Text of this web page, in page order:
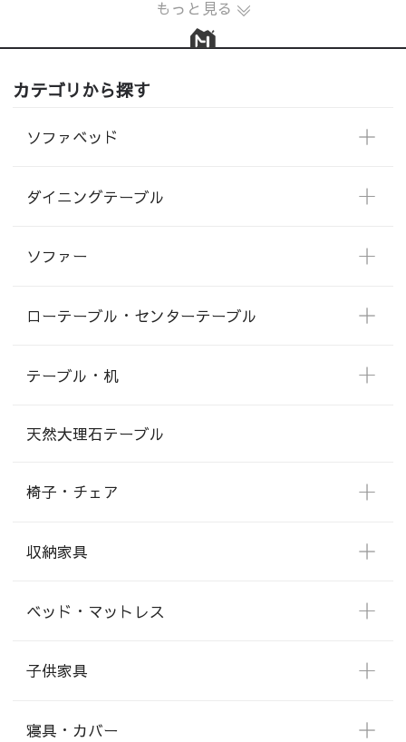
もっと見る
カテゴリから探す
ソファベッド
ダイニングテーブル
ソファー
ローテーブル・センターテーブル
テーブル・机
天然大理石テーブル
椅子・チェア
収納家具
ベッド・マットレス
子供家具
寝具・カバー